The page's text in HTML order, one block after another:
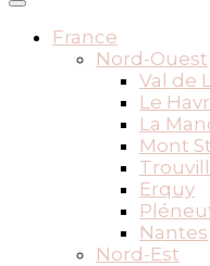
Rêver
de
France
Nord-Ouest
Val de
Le
La
Mont
Erquy
Nantes
Nord-Est